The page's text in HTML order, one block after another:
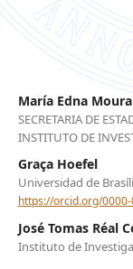
María Edna
SECRETARIA DE
INSTITUTO DE
Graça Hoefel
Universidad de
https://orcid.org/
José Tomas Réal
Instituto de